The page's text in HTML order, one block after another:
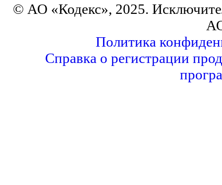
© АО «Кодекс», 2025.
Политика
Справка о регистрации